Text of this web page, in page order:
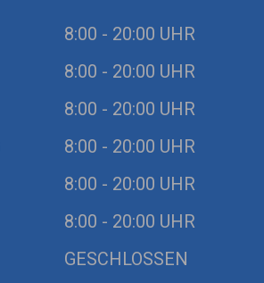
8:00 - 20:00 UHR
8:00 - 20:00 UHR
8:00 - 20:00 UHR
8:00 - 20:00 UHR
8:00 - 20:00 UHR
8:00 - 20:00 UHR
GESCHLOSSEN